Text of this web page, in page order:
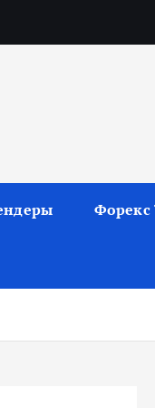
Форекс